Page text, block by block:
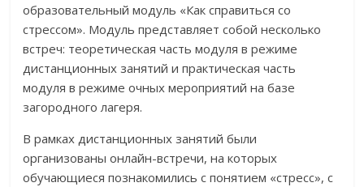
образовательный модуль «Как справиться со
стрессом». Модуль представляет собой несколько
встреч: теоретическая часть модуля в режиме
дистанционных занятий и практическая часть
модуля в режиме очных мероприятий на базе
загородного лагеря.
В рамках дистанционных занятий были
организованы онлайн-встречи, на которых
обучающиеся познакомились с понятием «стресс», с